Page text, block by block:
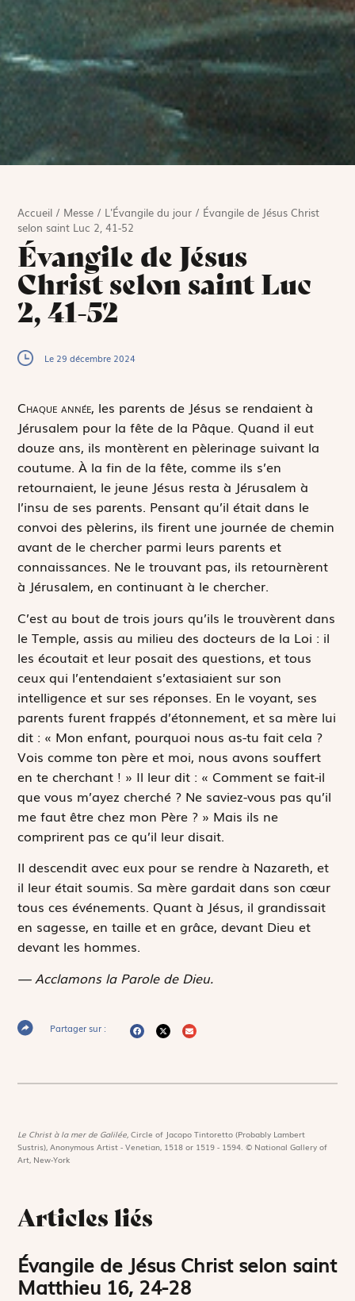
Accueil / Messe / L'Évangile du jour / Évangile de Jésus Christ
selon saint Luc 2, 41-52
Évangile de Jésus
Christ selon saint Luc
2, 41-52
Le 29 décembre 2024
Chaque année, les parents de Jésus se rendaient à
Jérusalem pour la fête de la Pâque. Quand il eut
douze ans, ils montèrent en pèlerinage suivant la
coutume. À la fin de la fête, comme ils s’en
retournaient, le jeune Jésus resta à Jérusalem à
l’insu de ses parents. Pensant qu’il était dans le
convoi des pèlerins, ils firent une journée de chemin
avant de le chercher parmi leurs parents et
connaissances. Ne le trouvant pas, ils retournèrent
à Jérusalem, en continuant à le chercher.
C’est au bout de trois jours qu’ils le trouvèrent dans
le Temple, assis au milieu des docteurs de la Loi : il
les écoutait et leur posait des questions, et tous
ceux qui l’entendaient s’extasiaient sur son
intelligence et sur ses réponses. En le voyant, ses
parents furent frappés d’étonnement, et sa mère lui
dit : « Mon enfant, pourquoi nous as-tu fait cela ?
Vois comme ton père et moi, nous avons souffert
en te cherchant ! » Il leur dit : « Comment se fait-il
que vous m’ayez cherché ? Ne saviez-vous pas qu’il
me faut être chez mon Père ? » Mais ils ne
comprirent pas ce qu’il leur disait.
Il descendit avec eux pour se rendre à Nazareth, et
il leur était soumis. Sa mère gardait dans son cœur
tous ces événements. Quant à Jésus, il grandissait
en sagesse, en taille et en grâce, devant Dieu et
devant les hommes.
— Acclamons la Parole de Dieu.
Partager sur :
Le Christ à la mer de Galilée,Circle of Jacopo Tintoretto (Probably Lambert
Sustris), Anonymous Artist - Venetian, 1518 or 1519 - 1594. © National Gallery of
Art, New-York
Articles liés
Évangile de Jésus Christ selon saint
Matthieu 16, 24-28